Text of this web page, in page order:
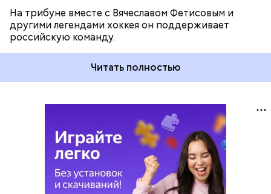
На трибуне вместе с Вячеславом Фетисовым и
другими легендами хоккея он поддерживает
российскую команду.
Читать полностью